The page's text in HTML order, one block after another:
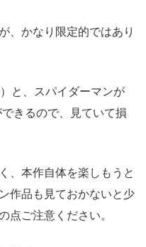
、かなり限定的ではあり
と、スパイダーマンが
きるので、見ていて損
、本作自体を楽しもうと
作品も見ておかないと少
点ご注意ください。